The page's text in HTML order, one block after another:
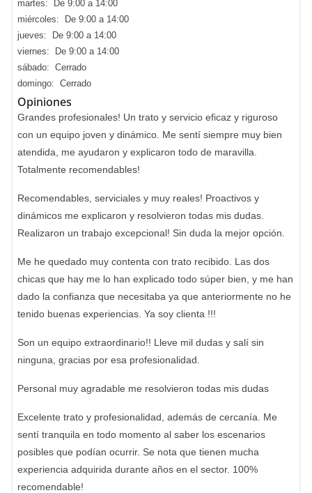
martes: De 9:00 a 14:00
miércoles: De 9:00 a 14:00
jueves: De 9:00 a 14:00
viernes: De 9:00 a 14:00
sábado: Cerrado
domingo: Cerrado
Opiniones
Grandes profesionales! Un trato y servicio eficaz y riguroso
con un equipo joven y dinámico. Me sentí siempre muy bien
atendida, me ayudaron y explicaron todo de maravilla.
Totalmente recomendables!
Recomendables, serviciales y muy reales! Proactivos y
dinámicos me explicaron y resolvieron todas mis dudas.
Realizaron un trabajo excepcional! Sin duda la mejor opción.
Me he quedado muy contenta con trato recibido. Las dos
chicas que hay me lo han explicado todo súper bien, y me han
dado la confianza que necesitaba ya que anteriormente no he
tenido buenas experiencias. Ya soy clienta !!!
Son un equipo extraordinario!! Lleve mil dudas y salí sin
ninguna, gracias por esa profesionalidad.
Personal muy agradable me resolvieron todas mis dudas
Excelente trato y profesionalidad, además de cercanía. Me
sentí tranquila en todo momento al saber los escenarios
posibles que podían ocurrir. Se nota que tienen mucha
experiencia adquirida durante años en el sector. 100%
recomendable!